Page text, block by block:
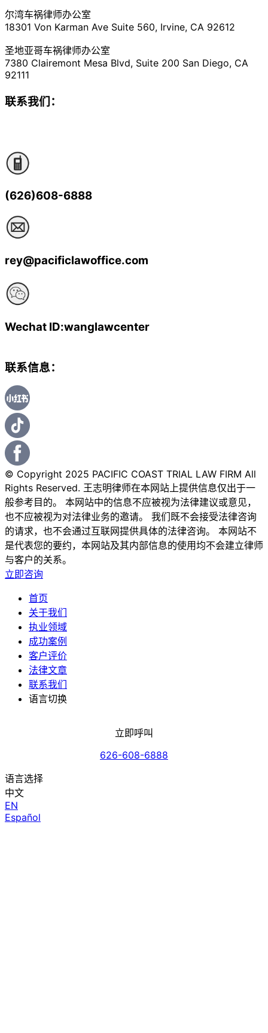
尔湾车祸律师办公室
18301 Von Karman Ave Suite 560, Irvine, CA 92612
圣地亚哥车祸律师办公室
7380 Clairemont Mesa Blvd, Suite 200 San Diego, CA
92111
联系我们：
(626)608-6888
rey@pacificlawoffice.com
Wechat ID:wanglawcenter
联系信息：
© Copyright 2025 PACIFIC COAST TRIAL LAW FIRM All
Rights Reserved. 王志明律师在本网站上提供信息仅出于一
般参考目的。 本网站中的信息不应被视为法律建议或意见，
也不应被视为对法律业务的邀请。 我们既不会接受法律咨询
的请求，也不会通过互联网提供具体的法律咨询。 本网站不
是代表您的要约，本网站及其内部信息的使用均不会建立律师
与客户的关系。
立即咨询
首页
关于我们
执业领域
成功案例
客户评价
法律文章
联系我们
语言切换
立即呼叫
626-608-6888
语言选择
中文
EN
Español